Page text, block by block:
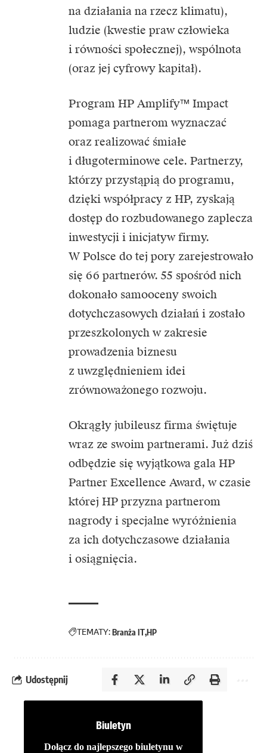
na działania na rzecz klimatu),
ludzie (kwestie praw człowieka
i równości społecznej), wspólnota
(oraz jej cyfrowy kapitał).
Program HP Amplify™ Impact
pomaga partnerom wyznaczać
oraz realizować śmiałe
i długoterminowe cele. Partnerzy,
którzy przystąpią do programu,
dzięki współpracy z HP, zyskają
dostęp do rozbudowanego zaplecza
inwestycji i inicjatyw firmy.
W Polsce do tej pory zarejestrowało
się 66 partnerów. 55 spośród nich
dokonało samooceny swoich
dotychczasowych działań i zostało
przeszkolonych w zakresie
prowadzenia biznesu
z uwzględnieniem idei
zrównoważonego rozwoju.
Okrągły jubileusz firma świętuje
wraz ze swoim partnerami. Już dziś
odbędzie się wyjątkowa gala HP
Partner Excellence Award, w czasie
której HP przyzna partnerom
nagrody i specjalne wyróżnienia
za ich dotychczasowe działania
i osiągnięcia.
TEMATY:Branża ITHP
Udostępnij
Biuletyn
Dołącz do najlepszego biuletynu w